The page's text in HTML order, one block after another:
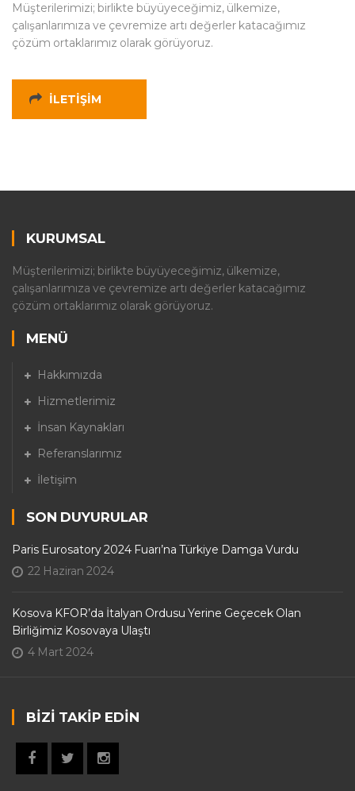
Müşterilerimizi; birlikte büyüyeceğimiz, ülkemize,
çalışanlarımıza ve çevremize artı değerler katacağımız
çözüm ortaklarımız olarak görüyoruz.
İLETIŞIM
KURUMSAL
Müşterilerimizi; birlikte büyüyeceğimiz, ülkemize,
çalışanlarımıza ve çevremize artı değerler katacağımız
çözüm ortaklarımız olarak görüyoruz.
MENÜ
Hakkımızda
Hizmetlerimiz
İnsan Kaynakları
Referanslarımız
İletişim
SON DUYURULAR
Paris Eurosatory 2024 Fuarı’na Türkiye Damga Vurdu
22 Haziran 2024
Kosova KFOR’da İtalyan Ordusu Yerine Geçecek Olan
Birliğimiz Kosovaya Ulaştı
4 Mart 2024
BIZI TAKIP EDIN